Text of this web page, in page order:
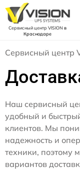
Сервисный центр VISION в
Краснодаре
Сервисный центр
Наш сервисный
удобный и
клиентов. Мы
надежность и
техники, поэтому
вариантов